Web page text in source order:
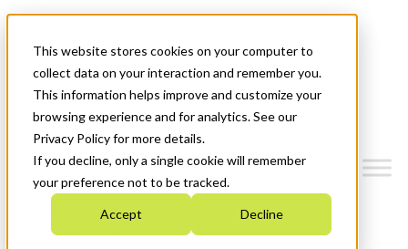
This website stores cookies on your computer to
collect data on your interaction and remember you.
This information helps improve and customize your
browsing experience and for analytics. See our
Privacy Policy for more details.
If you decline, only a single cookie will remember
your preference not to be tracked.
Accept Decline
News & Events
Get Started
Menu
Who We Are
Strategic Plan 2026-2030